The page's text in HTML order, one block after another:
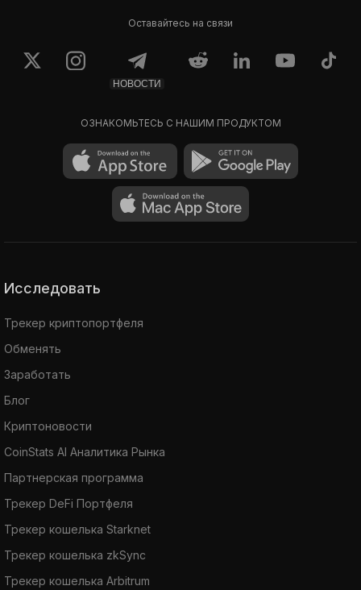
Оставайтесь на связи
НОВОСТИ
ОЗНАКОМЬТЕСЬ С НАШИМ ПРОДУКТОМ
Исследовать
Трекер криптопортфеля
Обменять
Заработать
Блог
Криптоновости
CoinStats AI Аналитика Рынка
Партнерская программа
Трекер DeFi Портфеля
Трекер кошелька Starknet
Трекер кошелька zkSync
Трекер кошелька Arbitrum